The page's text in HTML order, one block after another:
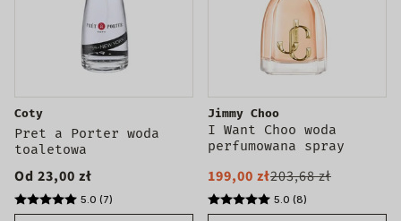
Coty
Pret a Porter woda
toaletowa
Od 23,00 zł
5.0 (7)
Jimmy Choo
I Want Choo woda
perfumowana spray
199,00 zł203,68 zł
5.0 (8)